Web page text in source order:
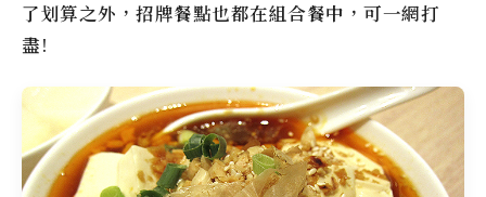
了划算之外，招牌餐點也都在組合餐中，可一網打
盡!